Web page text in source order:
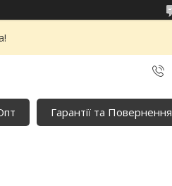
Гарантії та Повернення